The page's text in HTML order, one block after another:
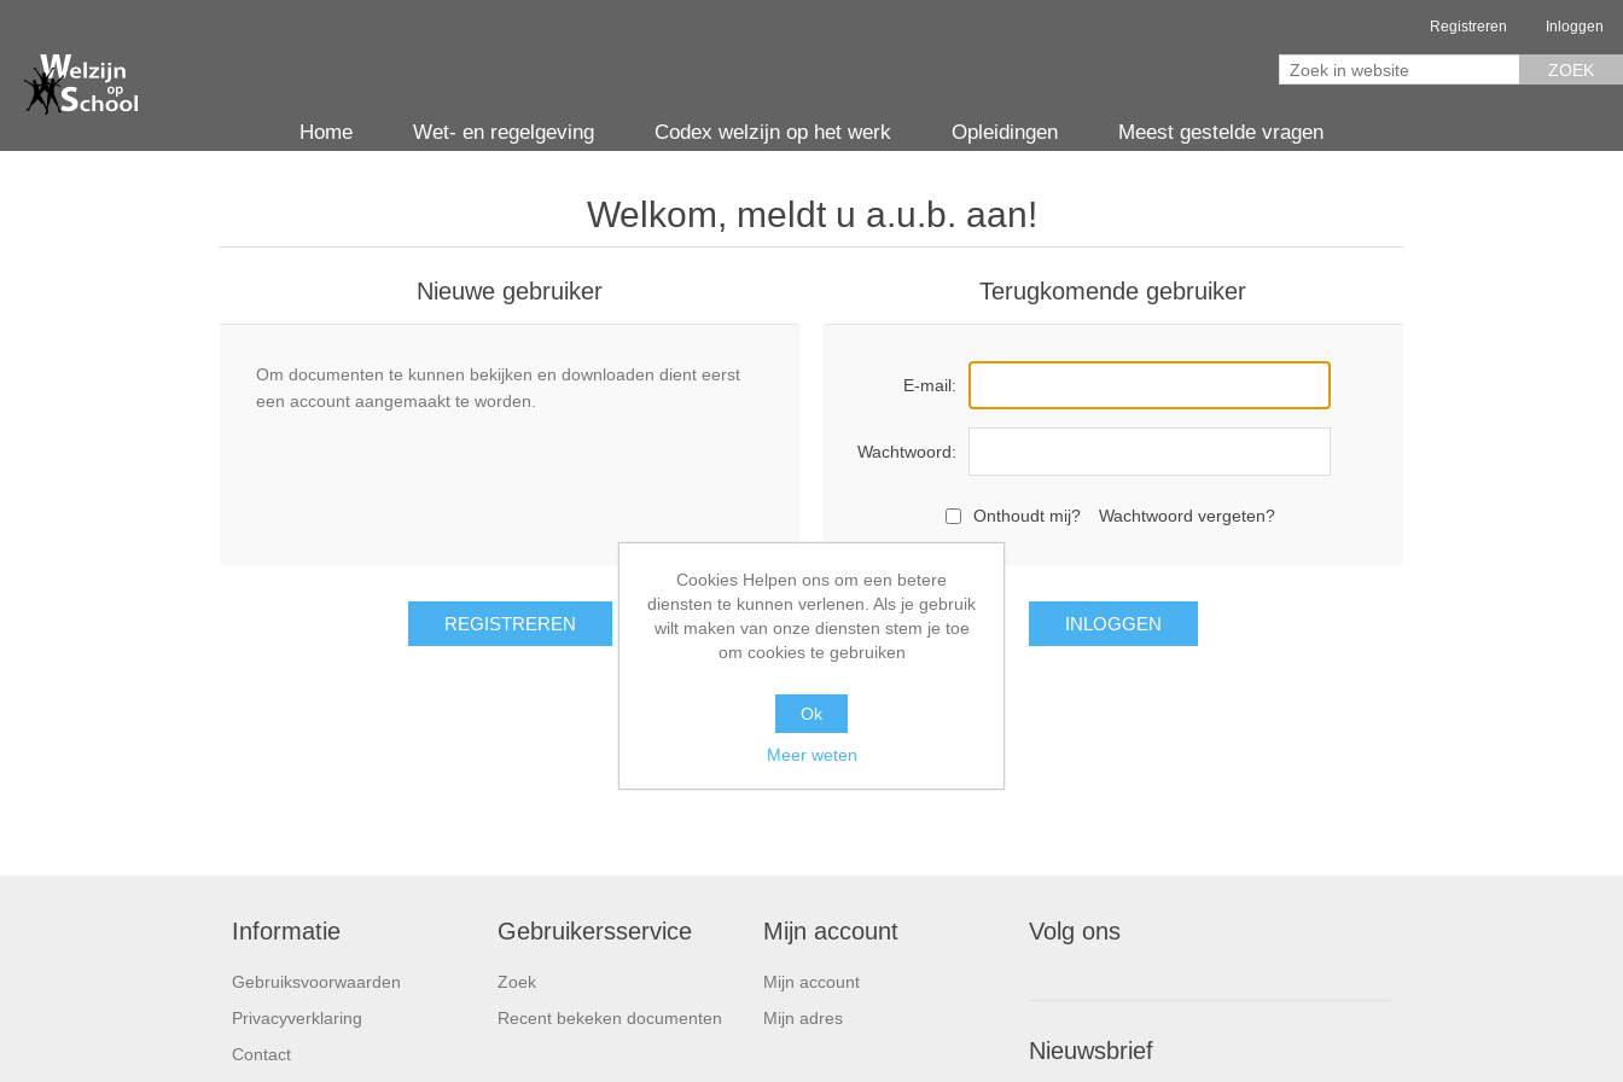
Registreren Inloggen
ZOEK
Home Wet- en regelgeving Codex welzijn op het werk Opleidingen Meest gestelde vragen
Welkom, meldt u a.u.b. aan!
Nieuwe gebruiker
Om documenten te kunnen bekijken en downloaden dient eerst
een account aangemaakt te worden.
REGISTREREN
Terugkomende gebruiker
E-mail:
Wachtwoord:
Onthoudt mij? Wachtwoord vergeten?
INLOGGEN
Informatie
Gebruiksvoorwaarden
Privacyverklaring
Contact
Gebruikersservice
Zoek
Recent bekeken documenten
Mijn account
Mijn account
Mijn adres
Volg ons
Nieuwsbrief
Cookies Helpen ons om een betere
diensten te kunnen verlenen. Als je gebruik
wilt maken van onze diensten stem je toe
om cookies te gebruiken
Ok
Meer weten